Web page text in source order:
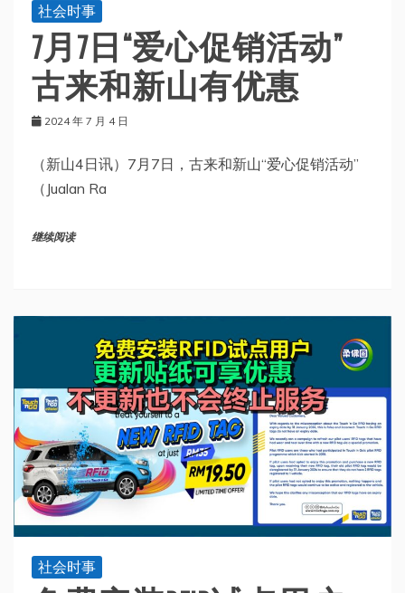
社会时事
7月7日“爱心促销活动”
古来和新山有优惠
2024 年 7 月 4 日
（新山4日讯）7月7日，古来和新山“爱心促销活动”
（Jualan Ra
继续阅读
社会时事